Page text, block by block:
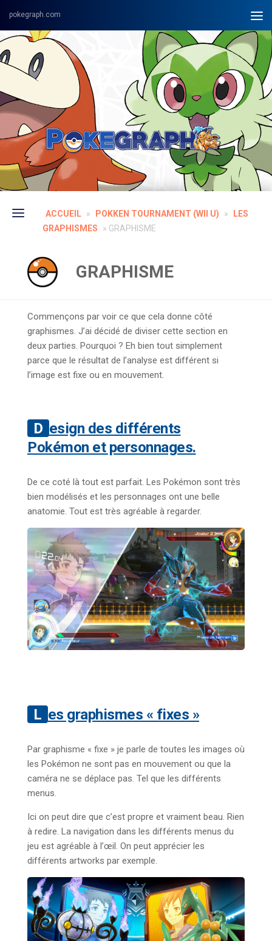
Skip to content
ACCUEIL » POKKEN TOURNAMENT (WII U) »
LES
GRAPHISMES
» GRAPHISME
GRAPHISME
Commençons par voir ce que cela donne côté
graphismes. J’ai décidé de diviser cette section en
deux parties. Pourquoi ? Eh bien tout simplement
parce que le résultat de l’analyse est différent si
l’image est fixe ou en mouvement.
Design des différents
Pokémon et personnages.
De ce coté là tout est parfait. Les Pokémon sont très
bien modélisés et les personnages ont une belle
anatomie. Tout est très agréable à regarder.
Les graphismes « fixes »
Par graphisme « fixe » je parle de toutes les images où
les Pokémon ne sont pas en mouvement ou que la
caméra ne se déplace pas. Tel que les différents
menus.
Ici on peut dire que c’est propre et vraiment beau. Rien
à redire. La navigation dans les différents menus du
jeu est agréable à l’œil. On peut apprécier les
différents artworks par exemple.